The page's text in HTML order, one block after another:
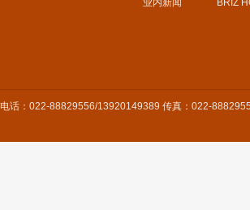
业内新闻 BRIZ
电话：022-88829556/13920149389 传真：022-